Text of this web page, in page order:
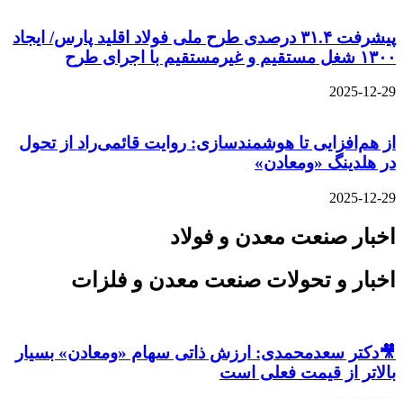
پیشرفت ۳۱.۴ درصدی طرح ملی فولاد اقلید پارس/ ایجاد
۱۳۰۰ شغل مستقیم و غیرمستقیم با اجرای طرح
2025-12-29
از هم‌افزایی تا هوشمندسازی: روایت قائمی‌راد از تحول
در هلدینگ «ومعادن»
2025-12-29
اخبار صنعت معدن و فولاد
اخبار و تحولات صنعت معدن و فلزات
🎥دکتر سعدمحمدی: ارزش ذاتی سهام «ومعادن» بسیار
بالاتر از قیمت فعلی است